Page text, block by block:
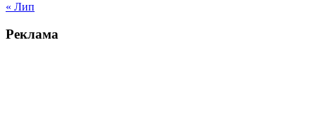
« Лип
Реклама